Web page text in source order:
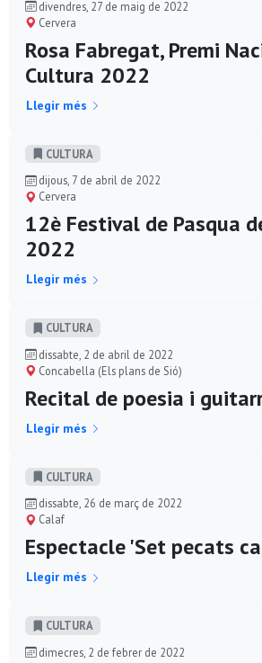
divendres, 27 de maig de 2022
Cervera
Rosa Fabregat, Premi
Cultura 2022
Llegir més
CULTURA
dijous, 7 de abril de 2022
Cervera
12è Festival de Pasqua
2022
Llegir més
CULTURA
dissabte, 2 de abril de 2022
Concabella (Els plans de Sió)
Recital de poesia i
Llegir més
CULTURA
dissabte, 26 de març de 2022
Calaf
Espectacle 'Set pecats
Llegir més
CULTURA
dimecres, 2 de febrer de 2022